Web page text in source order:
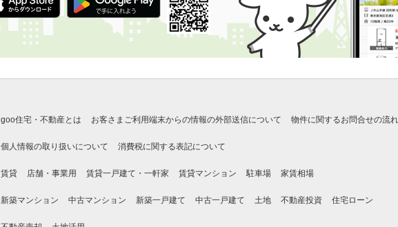
goo住宅・不動産とは お客さまご利用端末からの情報の外部送信について 物件に関するお問合せの流れ
個人情報の取り扱いについて 消費税に関する表記について
賃貸 店舗・事業用 賃貸一戸建て・一軒家 賃貸マンション 駐車場 家賃相場
新築マンション 中古マンション 新築一戸建て 中古一戸建て 土地 不動産投資 住宅ローン